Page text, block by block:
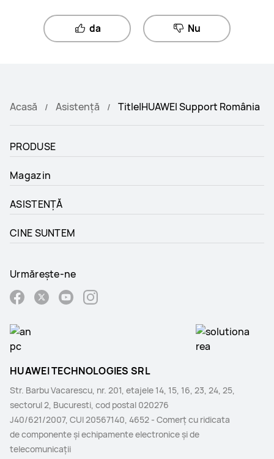
da Nu
Acasă Asistență Title|HUAWEI Support România
PRODUSE
Magazin
ASISTENȚĂ
CINE SUNTEM
Urmărește-ne
HUAWEI TECHNOLOGIES SRL
Str. Barbu Vacarescu, nr. 201, etajele 14, 15, 16, 23, 24, 25,
sectorul 2, Bucuresti, cod postal 020276
J40/621/2007, CUI 20567140, 4652 - Comerţ cu ridicata
de componente şi echipamente electronice şi de
telecomunicaţii